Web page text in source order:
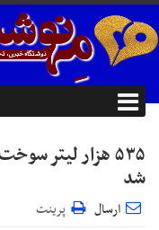
۵۳۵ هزار لیتر
شد
ارسال پرینت